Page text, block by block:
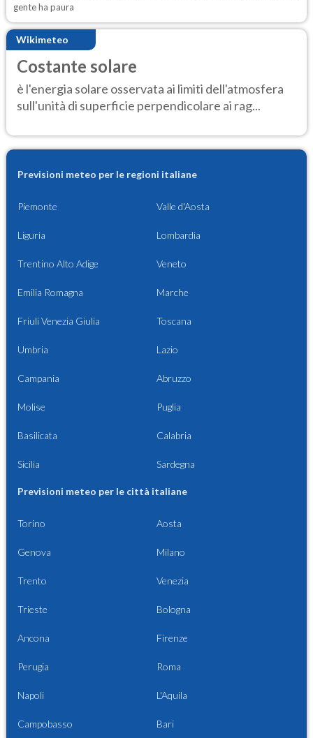
gente ha paura
Wikimeteo
Costante solare
è l'energia solare osservata ai limiti dell'atmosfera
sull'unità di superficie perpendicolare ai rag...
Previsioni meteo per le regioni italiane
Piemonte Valle d'Aosta
Liguria Lombardia
Trentino Alto Adige Veneto
Emilia Romagna Marche
Friuli Venezia Giulia Toscana
Umbria Lazio
Campania Abruzzo
Molise Puglia
Basilicata Calabria
Sicilia Sardegna
Previsioni meteo per le città italiane
Torino Aosta
Genova Milano
Trento Venezia
Trieste Bologna
Ancona Firenze
Perugia Roma
Napoli L'Aquila
Campobasso Bari